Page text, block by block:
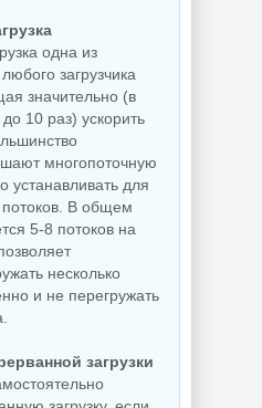
Увеличение фото
Topaz Gigapixel
1.3.2 by KpoJIuK
Key Finder Pro
4.1.7 by 7997
одна из
загрузчика
значительно (в
10 раз) ускорить
многопоточную
устанавливать для
потоков. В общем
5-8 потоков на
несколько
и не перегружать
загрузки